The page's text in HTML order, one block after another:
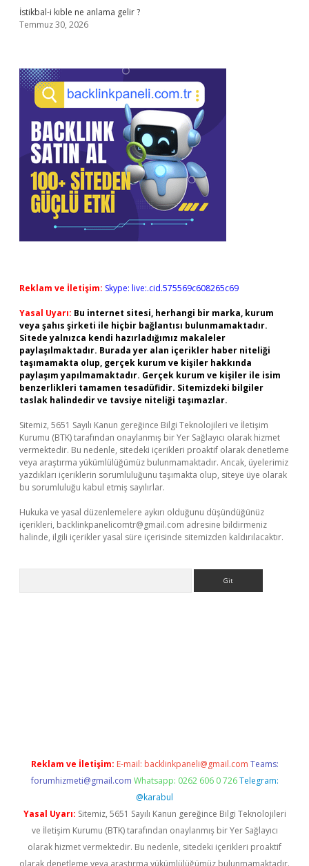
İstikbal-i kıble ne anlama gelir ?
Temmuz 30, 2026
Reklam ve İletişim: Skype: live:.cid.575569c608265c69
Yasal Uyarı: Bu internet sitesi, herhangi bir marka, kurum
veya şahıs şirketi ile hiçbir bağlantısı bulunmamaktadır.
Sitede yalnızca kendi hazırladığımız makaleler
paylaşılmaktadır. Burada yer alan içerikler haber niteliği
taşımamakta olup, gerçek kurum ve kişiler hakkında
paylaşım yapılmamaktadır. Gerçek kurum ve kişiler ile isim
benzerlikleri tamamen tesadüfidir. Sitemizdeki bilgiler
taslak halindedir ve tavsiye niteliği taşımazlar.
Sitemiz, 5651 Sayılı Kanun gereğince Bilgi Teknolojileri ve İletişim
Kurumu (BTK) tarafından onaylanmış bir Yer Sağlayıcı olarak hizmet
vermektedir. Bu nedenle, sitedeki içerikleri proaktif olarak denetleme
veya araştırma yükümlülüğümüz bulunmamaktadır. Ancak, üyelerimiz
yazdıkları içeriklerin sorumluluğunu taşımakta olup, siteye üye olarak
bu sorumluluğu kabul etmiş sayılırlar.
Hukuka ve yasal düzenlemelere aykırı olduğunu düşündüğünüz
içerikleri, backlinkpanelicomtr@gmail.com adresine bildirmeniz
halinde, ilgili içerikler yasal süre içerisinde sitemizden kaldırılacaktır.
Reklam ve İletişim: E-mail: backlinkpaneli@gmail.com Teams:
forumhizmeti@gmail.com Whatsapp: 0262 606 0 726 Telegram:
@karabul
Yasal Uyarı: Sitemiz, 5651 Sayılı Kanun gereğince Bilgi Teknolojileri
ve İletişim Kurumu (BTK) tarafından onaylanmış bir Yer Sağlayıcı
olarak hizmet vermektedir. Bu nedenle, sitedeki içerikleri proaktif
olarak denetleme veya araştırma yükümlülüğümüz bulunmamaktadır.